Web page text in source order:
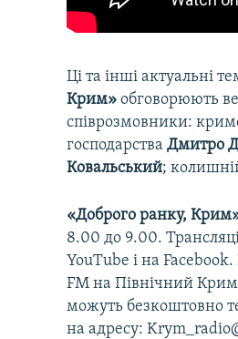
Ці та інші актуальні
Крим» обговорюють
співрозмовники:
господарстваДмитро
Ковальський;
«Доброго ранку,
8.00 до 9.00.
YouTube і на Facebook.
FM на Північний
можуть безкоштовно
на адресу: